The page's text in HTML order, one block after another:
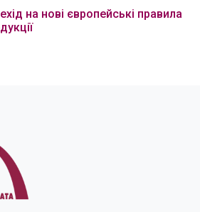
на нові європейські правила